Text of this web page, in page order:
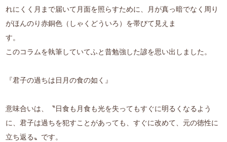
れにくく月まで届いて月面を照らすために、月が真っ暗でなく周り
がほんのり赤銅色（しゃくどういろ）を帯びて見えま
す。
このコラムを執筆していてふと昔勉強した諺を思い出しました。
『君子の過ちは日月の食の如く』
意味合いは、〝日食も月食も光を失ってもすぐに明るくなるよう
に、君子は過ちを犯すことがあっても、すぐに改めて、元の徳性に
立ち返る〟です。